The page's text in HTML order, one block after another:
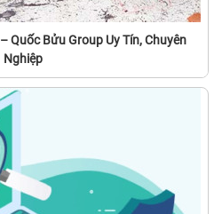
Quốc Bửu Group Uy Tín, Chuyên
Nghiệp